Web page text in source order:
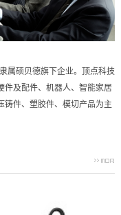
属硕贝德旗下企业。顶点科技
件及配件、机器人、智能家居
铸件、塑胶件、模切产品为主